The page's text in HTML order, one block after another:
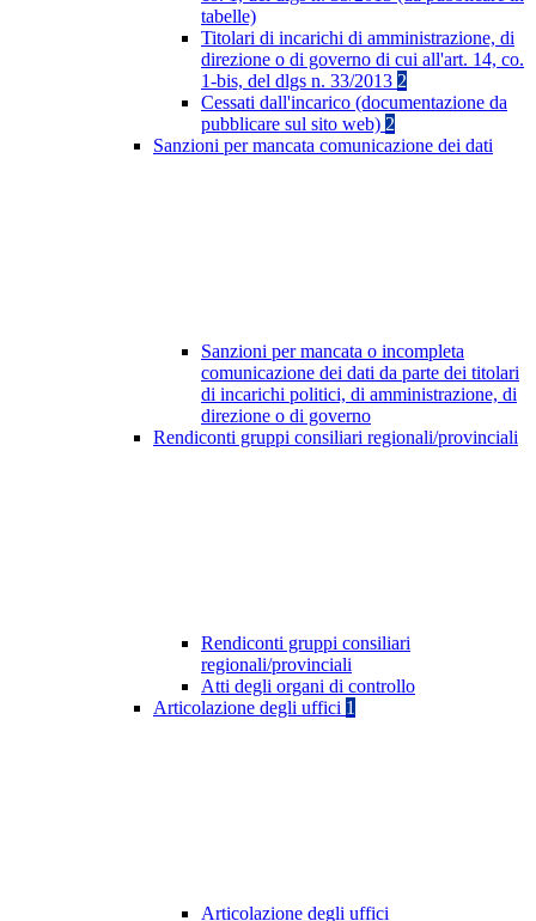
tabelle)
Titolari di incarichi di amministrazione, di
direzione o di governo di cui all'art. 14, co.
1-bis, del dlgs n. 33/2013 2
Cessati dall'incarico (documentazione da
pubblicare sul sito web) 2
Sanzioni per mancata comunicazione dei dati
Sanzioni per mancata o incompleta
comunicazione dei dati da parte dei titolari
di incarichi politici, di amministrazione, di
direzione o di governo
Rendiconti gruppi consiliari regionali/provinciali
Rendiconti gruppi consiliari
regionali/provinciali
Atti degli organi di controllo
Articolazione degli uffici 1
Articolazione degli uffici